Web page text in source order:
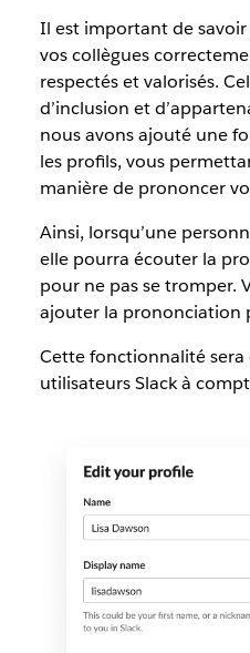
Il est important de
vos collègues
respectés et valorisés.
d’inclusion et
nous avons ajouté une
les profils, vous
manière de prononcer
Ainsi, lorsqu’une
elle pourra écouter la
pour ne pas se tromper.
ajouter la prononciation
Cette fonctionnalité sera
utilisateurs Slack à